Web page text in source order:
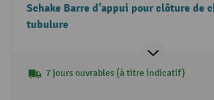
Schake Barre d’appui pour clôture de
tubulure
7 jours ouvrables (à titre indicatif)